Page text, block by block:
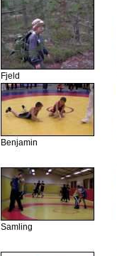
Fjeld
Benjamin
Samling